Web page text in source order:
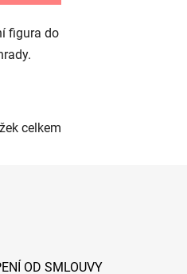
figura do
O
í
celkem
OD SMLOUVY